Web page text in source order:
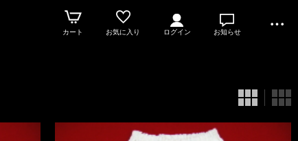
カート お気に入り ログイン お知らせ